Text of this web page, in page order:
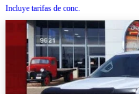
Incluye tarifas de conc.